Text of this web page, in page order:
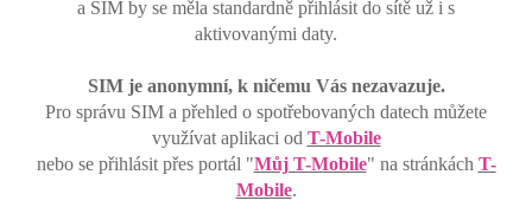
a SIM by se měla standardně přihlásit do sítě už i s
aktivovanými daty.
SIM je anonymní, k ničemu Vás nezavazuje.
Pro správu SIM a přehled o spotřebovaných datech můžete
využívat aplikaci od T-Mobile
nebo se přihlásit přes portál "Můj T-Mobile" na stránkách T-
Mobile.